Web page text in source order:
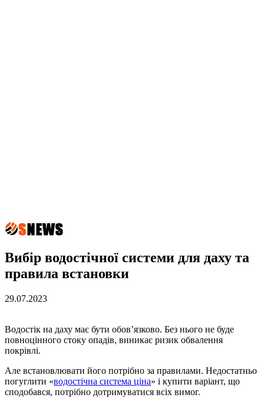
Вибір водостічної системи для даху та
правила встановки
29.07.2023
Водостік на даху має бути обов’язково. Без нього не буде
повноцінного стоку опадів, виникає ризик обвалення
покрівлі.
Але встановлювати його потрібно за правилами. Недостатньо
погуглити «водостічна система ціна» і купити варіант, що
сподобався, потрібно дотримуватися всіх вимог.